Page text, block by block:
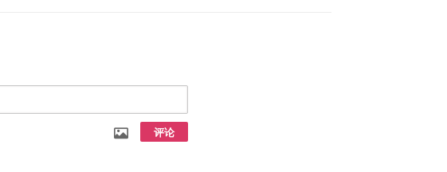
评论